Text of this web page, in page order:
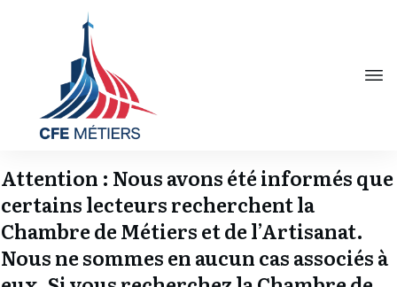
Attention : Nous avons été informés que
certains lecteurs recherchent la
Chambre de Métiers et de l’Artisanat.
Nous ne sommes en aucun cas associés à